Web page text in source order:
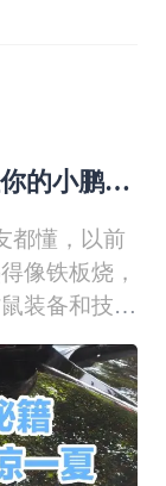
的小鹏清
都懂，以前
像铁板烧，
装备和技
一件：全景
的大天幕虽
装上专用遮
”，